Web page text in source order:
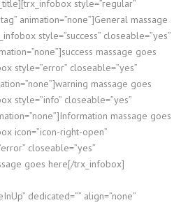
style=”regular”
animation=”none”]General massage
style=”success” closeable=”yes”
massage goes
style=”error” closeable=”yes”
massage goes
style=”info” closeable=”yes”
massage goes
icon=”icon-right-open”
closeable=”yes”
goes here[/trx_infobox]
dedicated=”” align=”none”